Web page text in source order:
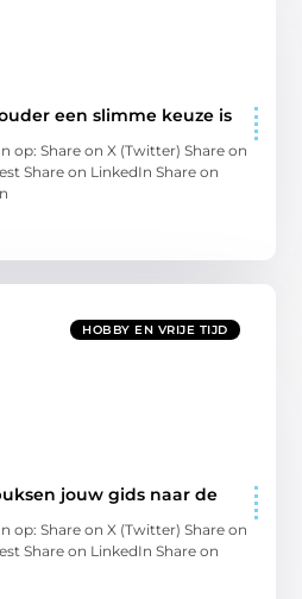
een slimme keuze is
op: Share on X (Twitter) Share on
Share on LinkedIn Share on
HOBBY EN VRIJE TIJD
jouw gids naar de
op: Share on X (Twitter) Share on
Share on LinkedIn Share on